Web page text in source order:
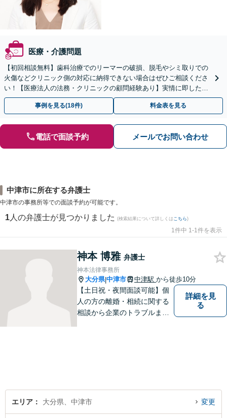
医療・介護問題
【初回相談無料】歯科治療でのリーマーの破損、脱毛やシミ取りでの
火傷などクリニック側の対応に納得できない場合はぜひご相談くださ
い！【医療法人の法務・クリニックの顧問経験あり】実情に即したア
ドバイスで、納得のできるトラブルの解決を目指します。
事例を見る(18件) 料金表を見る
電話で面談予約 メールでお問い合わせ
中津市に所在する弁護士
中津市の事務所等での面談予約が可能です。
1 人の弁護士が見つかりました (検索結果について詳しくは こちら)
1件中 1-1件を表示
神本 博雅 弁護士
神本法律事務所
大分県|中津市 中津駅 から徒歩10分
【土日祝・夜間面談可能】個
人の方の離婚・相続に関する
相談から企業のトラブルまで
詳細を見
る
エリア 大分県、中津市 変更